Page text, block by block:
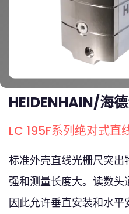
HEIDENHAIN/海
LC 195F系列绝对式直
标准外壳直线光栅尺突
强和测量长度大。读数头
因此允许垂直安装和水